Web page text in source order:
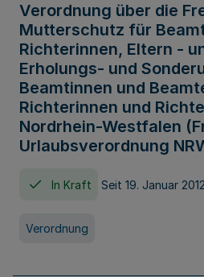
Verordnung über die
Mutterschutz für
Richterinnen, Eltern -
Erholungs- und
Beamtinnen und
Richterinnen und
Nordrhein-Westfalen
Urlaubsverordnung
In Kraft Seit 19. Januar 2012
Verordnung